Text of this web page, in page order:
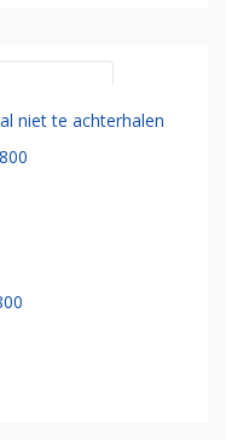
niet te achterhalen